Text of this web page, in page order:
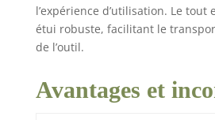
Mirka
de
l’expérience d’utilisation. Le tout
étui robuste, facilitant le
de l’outil.
Avantages et